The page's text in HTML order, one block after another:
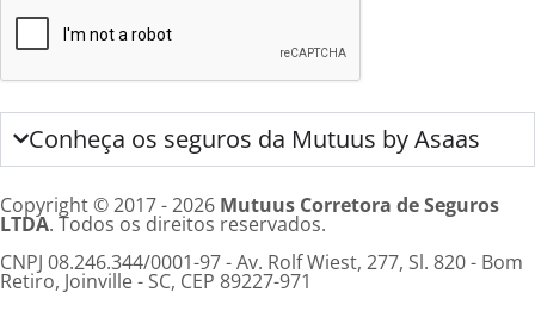
Conheça os seguros da Mutuus by Asaas
Copyright © 2017 - 2026 Mutuus Corretora de Seguros
LTDA. Todos os direitos reservados.
CNPJ 08.246.344/0001-97 - Av. Rolf Wiest, 277, Sl. 820 - Bom
Retiro, Joinville - SC, CEP 89227-971